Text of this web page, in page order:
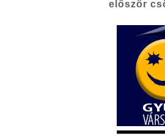
először